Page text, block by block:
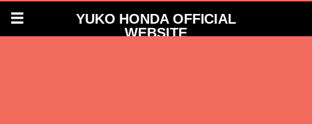
YUKO HONDA OFFICIAL
WEBSITE